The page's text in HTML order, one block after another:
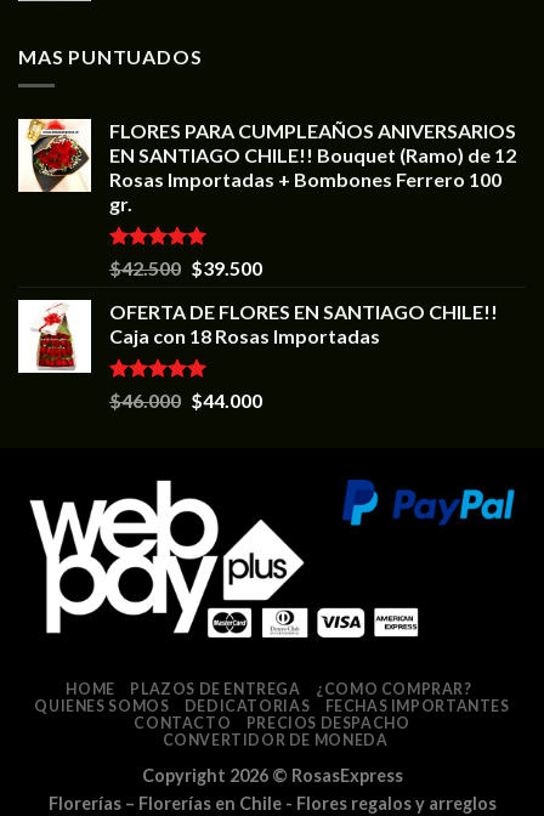
MAS PUNTUADOS
FLORES PARA CUMPLEAÑOS ANIVERSARIOS
EN SANTIAGO CHILE!! Bouquet (Ramo) de 12
Rosas Importadas + Bombones Ferrero 100
gr.
Valorado en
5.00
$42.500 $39.500
OFERTA DE FLORES EN SANTIAGO CHILE!!
Caja con 18 Rosas Importadas
Valorado en
5.00
$46.000 $44.000
HOME PLAZOS DE ENTREGA
¿COMO COMPRAR?
QUIENES SOMOS
DEDICATORIAS
FECHAS IMPORTANTES
CONTACTO
PRECIOS DESPACHO
CONVERTIDOR DE MONEDA
Copyright 2026 © RosasExpress
Florerías – Florerías en Chile - Flores regalos y arreglos